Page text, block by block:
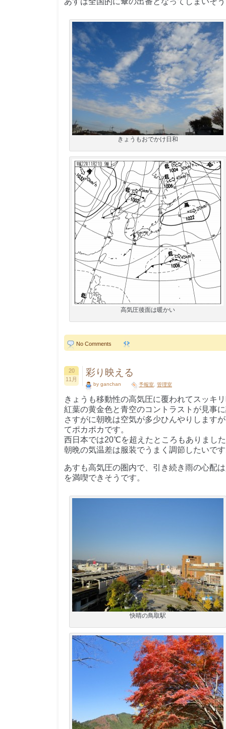
きょうもおでかけ日和
高気圧後面は暖かい
No Comments
20
11月
彩り映える
by ganchan 予報室 管理室
きょうも移動性の高気圧に覆われてスッキ
紅葉の黄金色と青空のコントラストが見事
さすがに朝晩は空気が多少ひんやりします
てポカポカです。
西日本では20℃を超えたところもありまし
朝晩の気温差は服装でうまく調節したいで
あすも高気圧の圏内で、引き続き雨の心配
を満喫できそうです。
快晴の鳥取駅